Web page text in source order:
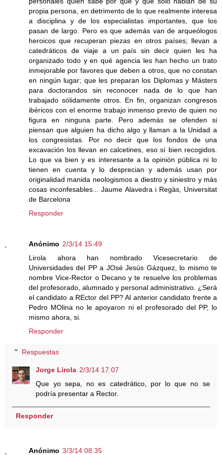
propia persona, en detrimento de lo que realmente interesa
a disciplina y de los especialistas importantes, que los
pasan de largo. Pero es que además van de arqueólogos
heroicos que recuperan piezas en otros países; llevan a
catedráticos de viaje a un país sin decir quien les ha
organizado todo y en qué agencia les han hecho un trato
inmejorable por favores que deben a otros, que no constan
en ningún lugar; que les preparan los Diplomas y Másters
para doctorandos sin reconocer nada de lo que han
trabajado sólidamente otros. En fin, organizan congresos
ibéricos con el enorme trabajo inmenso previo de quien no
figura en ninguna parte. Pero además se ofenden si
piensan que alguien ha dicho algo y llaman a la Unidad a
los congresistas. Por no decir que los fondos de una
excavación los llevan en calcetines, eso sí bien recogidos.
Lo que va bien y es interesante a la opinión pública ni lo
tienen en cuenta y lo desprecian y además usan por
originalidad manida neologismos a diestro y siniestro y más
cosas inconfesables... Jaume Alavedra i Regàs, Universitat
de Barcelona
Responder
Anónimo 2/3/14 15:49
Lirola ahora han nombrado Vicesecretario de
Universidades del PP a JOsé Jesús Gázquez, lo mismo te
nombre Vice-Rector o Decano y te resuelve los problemas
del profesorado, alumnado y personal administrativo. ¿Será
el candidato a REctor del PP? Al anterior candidato frente a
Pedro MOlina no le apoyaron ni el profesorado del PP, lo
mismo ahora, si.
Responder
Respuestas
Jorge Lirola 2/3/14 17:07
Que yo sepa, no es catedrático, por lo que no se
podría presentar a Rector.
Responder
Anónimo 3/3/14 08:35